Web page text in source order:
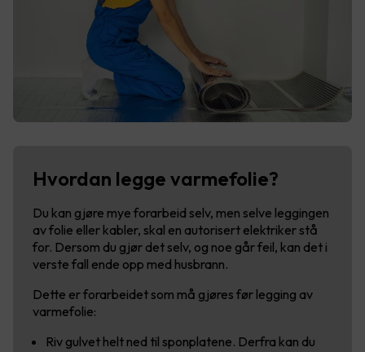
Hvordan legge varmefolie?
Du kan gjøre mye forarbeid selv, men selve leggingen
av folie eller kabler, skal en autorisert elektriker stå
for. Dersom du gjør det selv, og noe går feil, kan det i
verste fall ende opp med husbrann.
Dette er forarbeidet som må gjøres før legging av
varmefolie:
Riv gulvet helt ned til sponplatene. Derfra kan du